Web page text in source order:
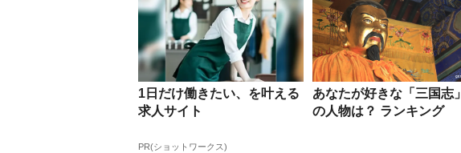
1日だけ働きたい、を叶える
求人サイト
PR(ショットワークス)
あなたが好きな「三国志」
の人物は？ ランキング